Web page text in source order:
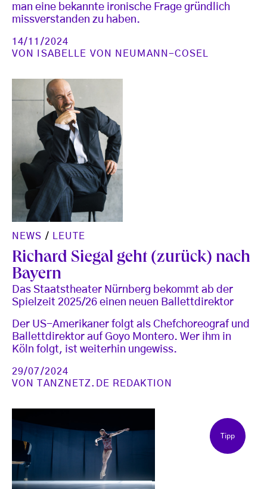
man eine bekannte ironische Frage gründlich
missverstanden zu haben.
14/11/2024
VON
ISABELLE VON NEUMANN-COSEL
NEWS / LEUTE
Richard Siegal geht (zurück) nach
Bayern
Das Staatstheater Nürnberg bekommt ab der
Spielzeit 2025/26 einen neuen Ballettdirektor
Der US-Amerikaner folgt als Chefchoreograf und
Ballettdirektor auf Goyo Montero. Wer ihm in
Köln folgt, ist weiterhin ungewiss.
29/07/2024
VON
TANZNETZ.DE REDAKTION
Tipp